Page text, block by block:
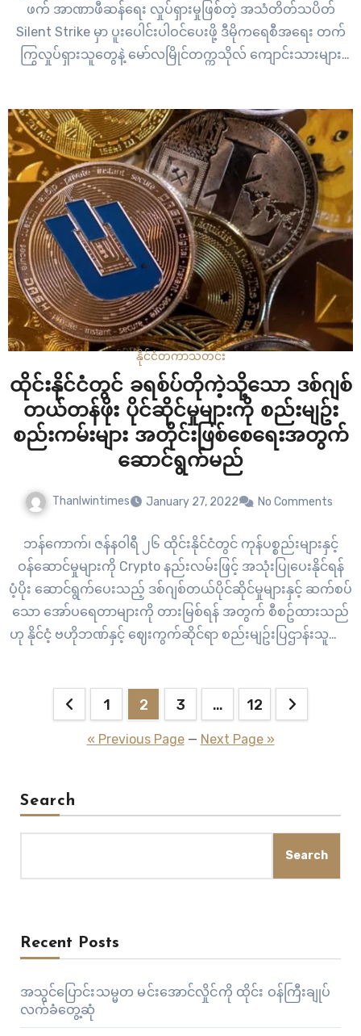
ဖက် အာဏာဖီဆန်ရေး လှုပ်ရှားမှုဖြစ်တဲ့ အသံတိတ်သပိတ်
Silent Strike မှာ ပူးပေါင်းပါဝင်ပေးဖို့ ဒီမိုကရေစီအရေး တက်
ကြွလှုပ်ရှားသူတွေနဲ့ မော်လမြိုင်တက္ကသိုလ် ကျောင်းသားများ
ဖီဆန်ရေး…
နိုင်ငံတကာသတင်း
ထိုင်းနိုင်ငံတွင် ခရစ်ပ်တိုကဲ့သို့သော ဒစ်ဂျစ်
တယ်တန်ဖိုး ပိုင်ဆိုင်မှုများကို စည်းမျဥ်း
စည်းကမ်းများ အတိုင်းဖြစ်စေရေးအတွက်
ဆောင်ရွက်မည်
Thanlwintimes January 27, 2022 No Comments
ဘန်ကောက်၊ ဇန်နဝါရီ ၂၆ ထိုင်းနိုင်ငံတွင် ကုန်ပစ္စည်းများနှင့်
ဝန်ဆောင်မှုများကို Crypto နည်းလမ်းဖြင့် အသုံးပြုပေးနိုင်ရန်
ပံ့ပိုး ဆောင်ရွက်ပေးသည့် ဒစ်ဂျစ်တယ်ပိုင်ဆိုင်မှုများနှင့် ဆက်စပ်
သော အော်ပရေတာများကို တားမြစ်ရန် အတွက် စီစဥ်ထားသည်
ဟု နိုင်ငံ့ ဗဟိုဘဏ်နှင့် ဈေးကွက်ဆိုင်ရာ စည်းမျဥ်းပြဌာန်းသူများ
ပေးချေမှုများ နှင့် ဆက်စပ်သော ဝန်ဆောင်မှုလုပ်ငန်းများကို…
Posts
pagination
1 2 3 … 12
« Previous Page— Next Page »
Search
Search
Recent Posts
အသွင်ပြောင်းသမ္မတ မင်းအောင်လှိုင်ကို ထိုင်း ဝန်ကြီးချုပ်
လက်ခံတွေ့ဆုံ